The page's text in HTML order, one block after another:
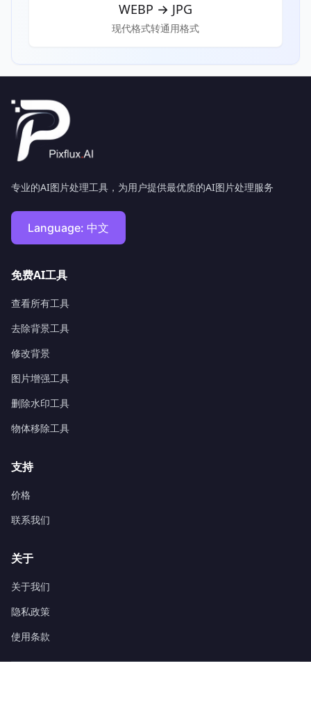
WEBP → JPG
现代格式转通用格式
专业的AI图片处理工具，为用户提供最优质的AI图片处理服务
Language: 中文
免费AI工具
查看所有工具
去除背景工具
修改背景
图片增强工具
删除水印工具
物体移除工具
支持
价格
联系我们
关于
关于我们
隐私政策
使用条款